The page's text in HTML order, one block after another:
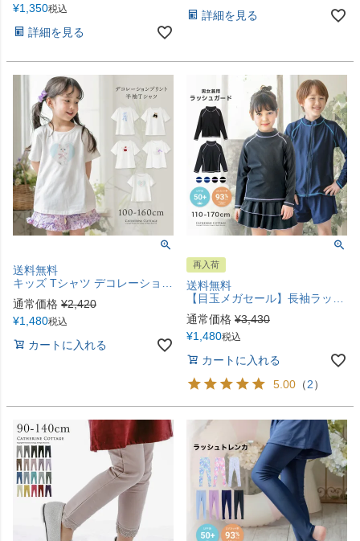
¥1,350税込
詳細を見る
詳細を見る
送料無料
キッズ Tシャツ デコレーションプリント半袖Tシャツ 女の子 無地 白 TAK
通常価格 ¥2,420
¥1,480税込
カートに入れる
再入荷
送料無料
【目玉メガセール】長袖ラッシュガードスクール水着 長袖ラッシュガード フードなし 女の子 男の子 紺 黒 スクール 水着 TAK
通常価格 ¥3,430
¥1,480税込
カートに入れる
5.00 （2）